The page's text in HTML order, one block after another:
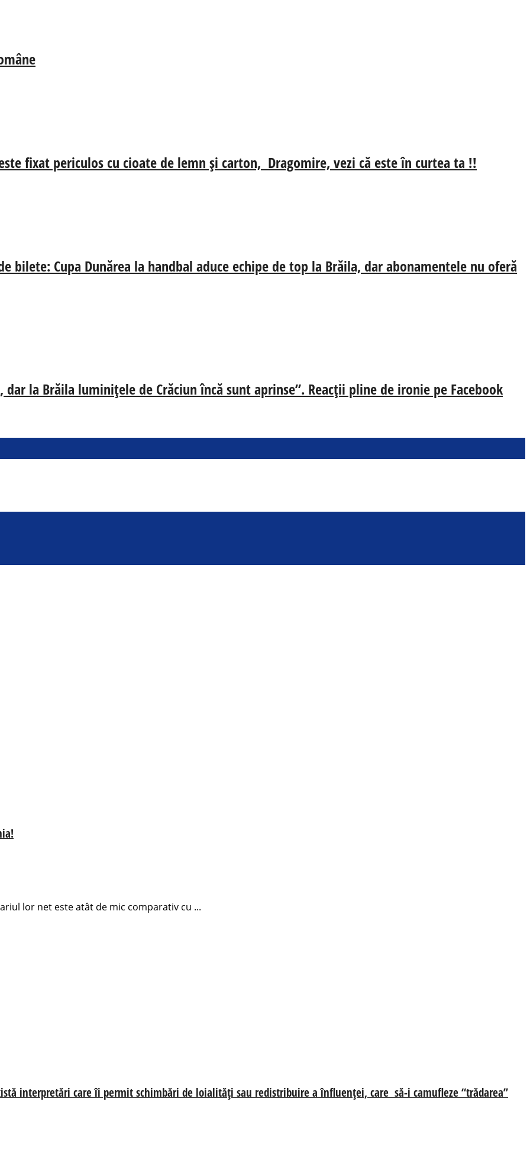
fixat periculos cu cioate de lemn și carton, Dragomire, vezi că este în curtea ta !!
bilete: Cupa Dunărea la handbal aduce echipe de top la Brăila, dar abonamentele nu oferă
dar la Brăila luminițele de Crăciun încă sunt aprinse”. Reacții pline de ironie pe Facebook
lor net este atât de mic comparativ cu ...
interpretări care îi permit schimbări de loialități sau redistribuire a înfluenței, care să-i camufleze “trădarea”